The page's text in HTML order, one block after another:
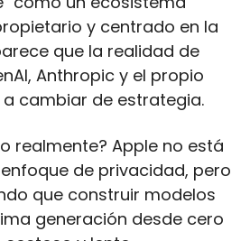
y centrado en la
que la realidad de
Anthropic y el propio
cambiar de estrategia.
realmente? Apple no está
de privacidad, pero
que construir modelos
generación desde cero